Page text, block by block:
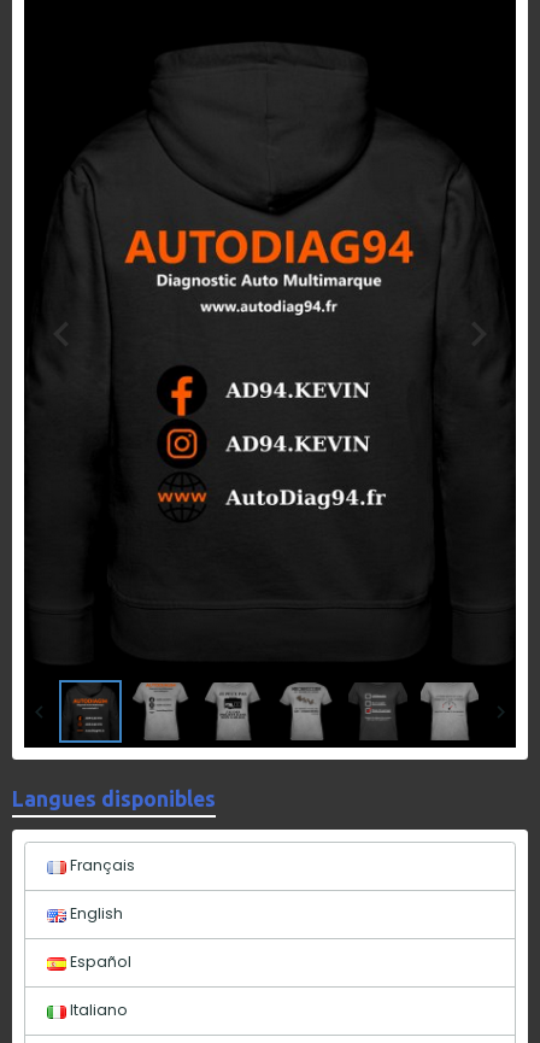
Langues disponibles
Français
English
Español
Italiano